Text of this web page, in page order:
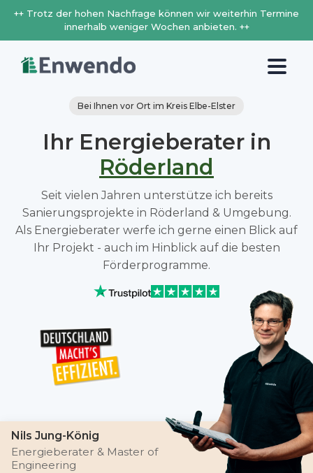
++ Trotz der hohen Nachfrage können wir weiterhin Termine
innerhalb weniger Wochen anbieten. ++
Bei Ihnen vor Ort im Kreis Elbe-Elster
Ihr Energieberater in
Röderland
Seit vielen Jahren unterstütze ich bereits
Sanierungsprojekte in Röderland & Umgebung.
Als Energieberater werfe ich gerne einen Blick auf
Ihr Projekt - auch im Hinblick auf die besten
Förderprogramme.
Nils Jung-König
Energieberater & Master of
Engineering